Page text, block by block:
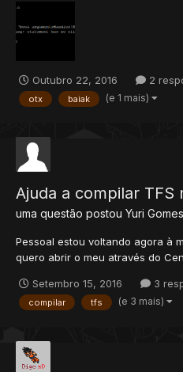
value] Imagem do error !
Outubro 22, 2016 2
otx baiak (e 1 mais)
Ajuda a compilar TFS
uma questão postou Yuri Gomes
Pessoal estou voltando agora à
quero abrir o meu através do
posso compilar o TFS através do
de modo meio improvisado, mas
Setembro 15, 2016 3
compilar tfs (e 3 mais)